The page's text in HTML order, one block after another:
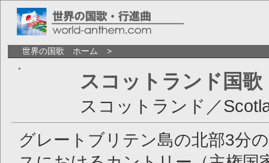
世界の国歌 ホーム
スコットランド国歌
スコットランド／
グレートブリテン島の北部3分